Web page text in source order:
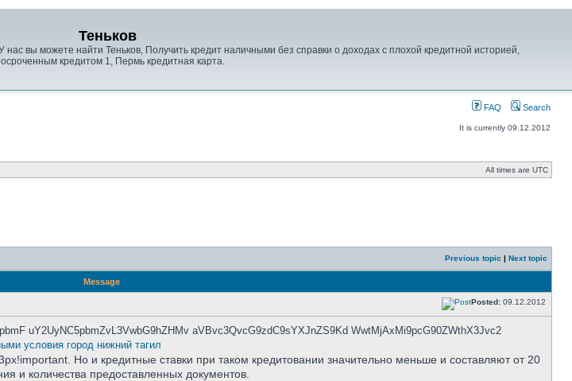
Теньков
нас вы можете найти Теньков, Получить кредит наличными без справки о доходах с плохой кредитной историей,
кредитом 1, Пермь кредитная карта.
FAQ Search
It is currently 09.12.2012
All times are UTC
Previous topic | Next topic
Message
Posted: 09.12.2012
uY2UyNC5pbmZvL3VwbG9hZHMv aVBvc3QvcG9zdC9sYXJnZS9Kd WwtMjAxMi9pcG90ZWthX3Jvc2
условия город нижний тагил
Но и кредитные ставки при таком кредитовании значительно меньше и составляют от 20
и количества предоставленных документов.